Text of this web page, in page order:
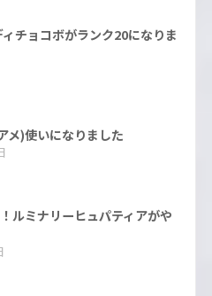
ィチョコボがランク20になりま
メ)使いになりました
ルミナリーヒュパティアがや